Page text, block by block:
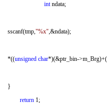
intndata;
sscanf(tmp,"%x",&ndata);
*((unsigned char*)(&ptr_bin-
}
return 1;